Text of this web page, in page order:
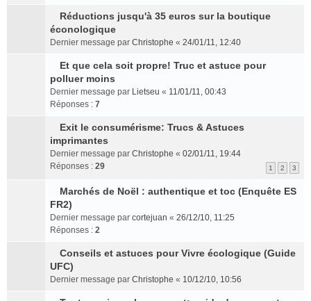
é
c
e
p
l
u
é
c
e
u
l
p
l
u
s
é
c
e
n
g
e
n
n
l
u
l
p
l
u
s
é
c
e
n
e
s
s
g
e
n
o
u
l
e
u
s
r
c
e
n
l
e
e
s
s
a
e
n
o
n
u
l
e
p
u
s
r
u
l
t
l
e
m
s
s
a
g
n
o
n
l
e
p
C
o
s
u
l
t
l
e
m
s
s
a
g
n
o
n
Réductions jusqu'à 35 euros sur la boutique
éconologique
Dernier message par Christophe « 24/01/11, 12:40
C
o
n
u
l
t
e
e
e
s
a
g
Et que cela soit propre! Truc et astuce pour
polluer moins
Dernier message par Lietseu « 11/01/11, 00:43
Réponses : 7
C
o
n
u
l
e
e
Exit le consumérisme: Trucs & Astuces
imprimantes
Dernier message par Christophe « 02/01/11, 19:44
Réponses : 29 1 2 3
C
o
n
u
l
t
Marchés de Noël : authentique et toc (Enquête ES
FR2)
Dernier message par cortejuan « 26/12/10, 11:25
Réponses : 2
C
o
Conseils et astuces pour Vivre écologique (Guide
UFC)
Dernier message par Christophe « 10/12/10, 10:56